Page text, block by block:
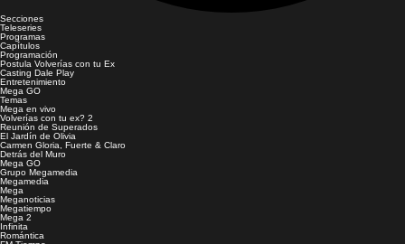
Secciones
Teleseries
Programas
Capítulos
Programación
Postula Volverías con tu Ex
Casting Dale Play
Entretenimiento
Mega GO
Temas
Mega en vivo
Volverías con tu ex? 2
Reunión de Superados
El Jardín de Olivia
Carmen Gloria, Fuerte & Claro
Detrás del Muro
Mega GO
Grupo Megamedia
Megamedia
Mega
Meganoticias
Megatiempo
Mega 2
Infinita
Romántica